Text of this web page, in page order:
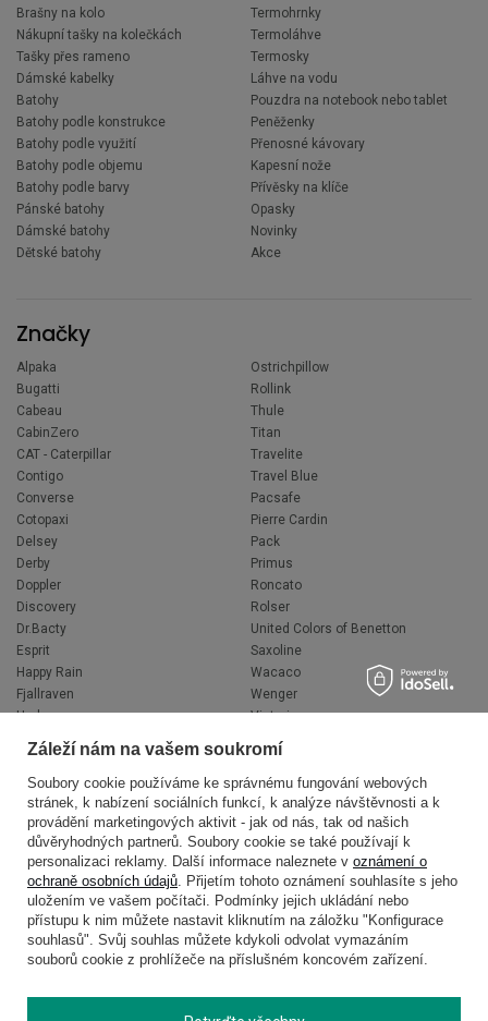
Brašny na kolo
Nákupní tašky na kolečkách
Tašky přes rameno
Dámské kabelky
Batohy
Batohy podle konstrukce
Batohy podle využití
Batohy podle objemu
Batohy podle barvy
Pánské batohy
Dámské batohy
Dětské batohy
Termohrnky
Termoláhve
Termosky
Láhve na vodu
Pouzdra na notebook nebo tablet
Peněženky
Přenosné kávovary
Kapesní nože
Přívěsky na klíče
Opasky
Novinky
Akce
Značky
Alpaka
Bugatti
Cabeau
CabinZero
CAT - Caterpillar
Contigo
Converse
Cotopaxi
Delsey
Derby
Doppler
Discovery
Dr.Bacty
Esprit
Happy Rain
Fjallraven
Hedgren
Jeep
Knirps
LEGO
National Geographic
Ogio
Ostrichpillow
Rollink
Thule
Titan
Travelite
Travel Blue
Pacsafe
Pierre Cardin
Pack
Primus
Roncato
Rolser
United Colors of Benetton
Saxoline
Wacaco
Wenger
Victorinox
XD Design
Zojirushi
Muitomas
FLYNKA
VANS
Záleží nám na vašem soukromí
Soubory cookie používáme ke správnému fungování webových
stránek, k nabízení sociálních funkcí, k analýze návštěvnosti a k
provádění marketingových aktivit - jak od nás, tak od našich
důvěryhodných partnerů. Soubory cookie se také používají k
personalizaci reklamy. Další informace naleznete v oznámení o
ochraně osobních údajů. Přijetím tohoto oznámení souhlasíte s jeho
uložením ve vašem počítači. Podmínky jejich ukládání nebo
přístupu k nim můžete nastavit kliknutím na záložku "Konfigurace
souhlasů". Svůj souhlas můžete kdykoli odvolat vymazáním
souborů cookie z prohlížeče na příslušném koncovém zařízení.